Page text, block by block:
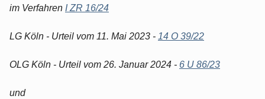
im Verfahren I ZR 16/24
LG Köln - Urteil vom 11. Mai 2023 - 14 O 39/22
OLG Köln - Urteil vom 26. Januar 2024 - 6 U 86/23
und